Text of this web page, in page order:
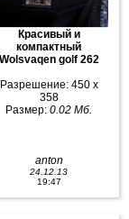
Красивый и
компактный
Wolsvaqen golf 262
Разрешение: 450 x
358
Размер: 0.02 Мб.
anton
24.12.13
19:47